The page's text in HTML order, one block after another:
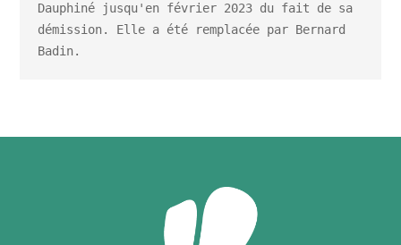
Dauphiné jusqu'en février 2023 du fait de sa
démission. Elle a été remplacée par Bernard
Badin.